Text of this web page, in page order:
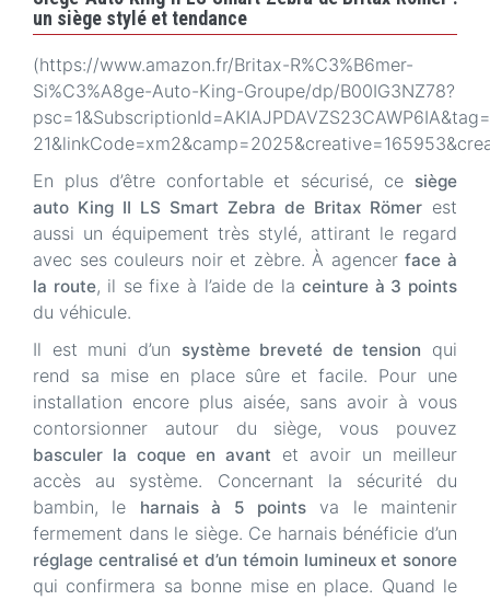
un siège stylé et tendance
(https://www.amazon.fr/Britax-R%C3%B6mer-
Si%C3%A8ge-Auto-King-Groupe/dp/B00IG3NZ78?
En plus d’être confortable et sécurisé, ce siège
auto King II LS Smart Zebra de Britax Römer est
aussi un équipement très stylé, attirant le regard
avec ses couleurs noir et zèbre. À agencerface à
la route, il se fixe à l’aide de laceinture à 3 points
du véhicule.
Il est muni d’un
système breveté de tension qui
rend sa mise en place sûre et facile. Pour une
installation encore plus aisée, sans avoir à vous
contorsionner autour du siège, vous pouvez
basculer la coque en avant et avoir un meilleur
accès au système. Concernant la sécurité du
bambin, le harnais à 5 pointsva le maintenir
fermement dans le siège. Ce harnais bénéficie d’un
réglage centralisé et d’un témoin lumineux et sonore
qui confirmera sa bonne mise en place. Quand le